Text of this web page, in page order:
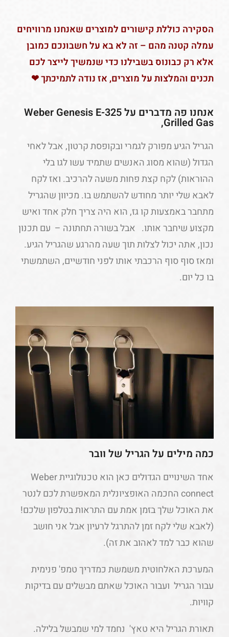
הסקירה כוללת קישורים למוצרים שאנחנו מרוויחים
עמלה קטנה מהם – זה לא בא על חשבונכם כמובן
אלא רק כבונוס בשבילנו כדי שנמשיך לייצר לכם
תכנים והמלצות על מוצרים, אז נודה לתמיכתך ❤
אנחנו פה מדברים על Weber Genesis E-325
Grilled Gas,
הגריל הגיע מפורק לגמרי ובקופסת קרטון, אבל לאחי
הגדול (שהוא מסוג האנשים שתמיד עשו לגו בלי
ההוראות) לקח קצת פחות משעה להרכיב. ואז לקח
לאבא שלי יותר מחודש להשתמש בו. מכיוון שהגריל
מתחבר באמצעות קו גז, הוא היה צריך חלק אחד ואיש
מקצוע שיחבר אותו. אבל בשורה תחתונה – עם תכנון
נכון, אתה יכול לצלות תוך שעה מהרגע שהגריל הגיע.
ומאז סוף סוף הרכבתי אותו לפני חודשיים, השתמשתי
בו כל יום.
כמה מילים על הגריל של וובר
אחד השינויים הגדולים כאן הוא טכנולוגיית Weber
connect החכמה האופציונלית המאפשרת לכם לנטר
את האוכל שלך בזמן אמת עם התראות בטלפון שלכם!
(לאבא שלי לקח זמן להתרגל לרעיון אבל אני חושב
שהוא כבר למד לאהוב את זה).
המערכת האלחוטית משמשת כמדריך טמפ' פנימית
עבור הגריל ועבור האוכל שאתם מבשלים עם בדיקות
קוויות.
תאורת הגריל היא טאץ' נחמד למי שמבשל בלילה.